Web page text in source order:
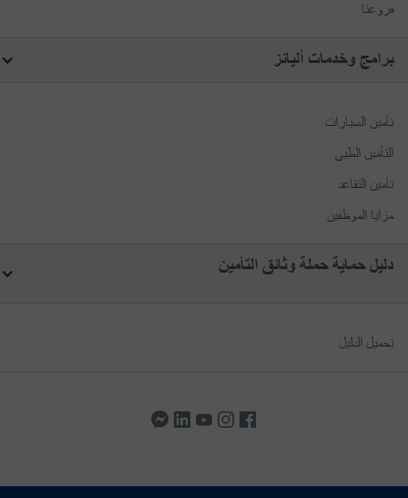
فروعنا
برامج وخدمات أليانز
تأمين السيارات
التأمين الطبي
تأمين التقاعد
مزايا الموظفين
دليل حماية حملة وثائق التأمين
تحميل الدليل